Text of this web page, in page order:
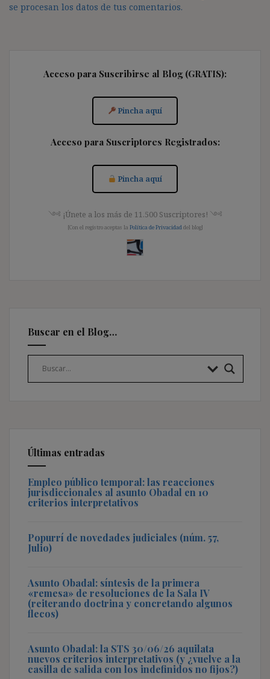
se procesan los datos de tus comentarios.
Acceso para Suscribirse al Blog (GRATIS):
Pincha aquí
Acceso para Suscriptores Registrados:
Pincha aquí
༺ ¡Únete a los más de 11.500 Suscriptores! ༺
[Con el registro aceptas la Política de Privacidad del blog]
Buscar en el Blog…
Últimas entradas
Empleo público temporal: las reacciones
jurisdiccionales al asunto Obadal en 10
criterios interpretativos
Popurrí de novedades judiciales (núm. 57,
Julio)
Asunto Obadal: síntesis de la primera
«remesa» de resoluciones de la Sala IV
(reiterando doctrina y concretando algunos
flecos)
Asunto Obadal: la STS 30/06/26 aquilata
nuevos criterios interpretativos (y ¿vuelve a la
casilla de salida con los indefinidos no fijos?)